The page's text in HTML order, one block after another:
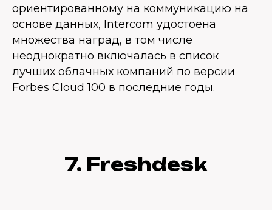
ориентированному на коммуникацию на
основе данных, Intercom удостоена
множества наград, в том числе
неоднократно включалась в список
лучших облачных компаний по версии
Forbes Cloud 100 в последние годы.
7. Freshdesk